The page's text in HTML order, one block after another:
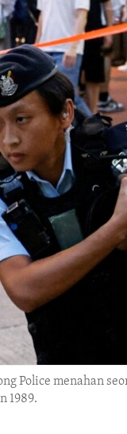
Police menahan
1989.